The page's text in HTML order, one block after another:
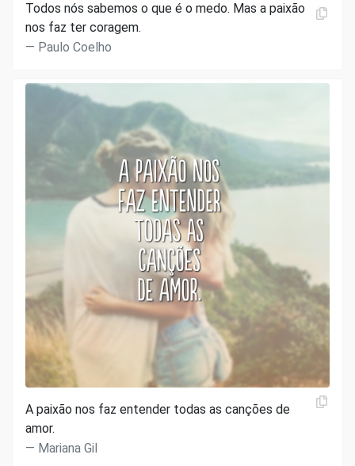
Todos nós sabemos o que é o medo. Mas a paixão
nos faz ter coragem.
Paulo Coelho
A paixão nos faz entender todas as canções de
amor.
Mariana Gil